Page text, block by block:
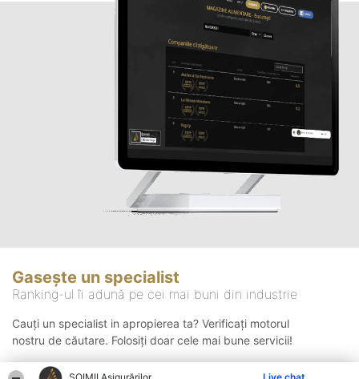
Gasește un specialist
Ranking-ul îi adună pe cei mai buni din industrie
Cauți un specialist in apropierea ta? Verificați motorul
nostru de căutare. Folosiți doar cele mai bune servicii!